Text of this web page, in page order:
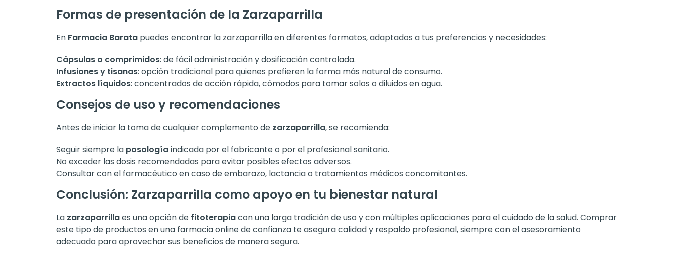
Formas de presentación de la Zarzaparrilla
En Farmacia Barata puedes encontrar la zarzaparrilla en diferentes formatos, adaptados a tus preferencias y necesidades:
Cápsulas o comprimidos: de fácil administración y dosificación controlada.
Infusiones y tisanas: opción tradicional para quienes prefieren la forma más natural de consumo.
Extractos líquidos: concentrados de acción rápida, cómodos para tomar solos o diluidos en agua.
Consejos de uso y recomendaciones
Antes de iniciar la toma de cualquier complemento de zarzaparrilla, se recomienda:
Seguir siempre la posologíaindicada por el fabricante o por el profesional sanitario.
No exceder las dosis recomendadas para evitar posibles efectos adversos.
Consultar con el farmacéutico en caso de embarazo, lactancia o tratamientos médicos concomitantes.
Conclusión: Zarzaparrilla como apoyo en tu bienestar natural
La zarzaparrillaes una opción de fitoterapiacon una larga tradición de uso y con múltiples aplicaciones para el cuidado de la salud. Comprar
este tipo de productos en una farmacia online de confianza te asegura calidad y respaldo profesional, siempre con el asesoramiento
adecuado para aprovechar sus beneficios de manera segura.